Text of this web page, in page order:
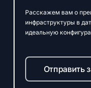
Расскажем вам о
инфраструктуры в
идеальную
Отправить